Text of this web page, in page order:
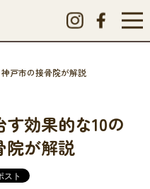
戸市の接骨院が解説
効果的な10の
院が解説